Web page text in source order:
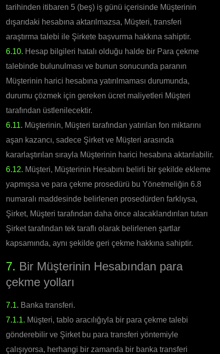
tarihinden itibaren 5 (beş) iş günü içerisinde Müşterinin
dışarıdaki hesabına aktarılmazsa, Müşteri, transferi
araştırma talebi ile Şirkete başvurma hakkına sahiptir.
6.10. Hesap bilgileri hatalı olduğu halde bir Para çekme
talebinde bulunulması ve bunun sonucunda paranın
Müşterinin harici hesabına yatırılmaması durumunda,
durumu çözmek için gereken ücret maliyetleri Müşteri
tarafından üstlenilecektir.
6.11. Müşterinin, Müşteri tarafından yatırılan fon miktarını
aşan kazancı, sadece Şirket ve Müşteri arasında
kararlaştırılan sırayla Müşterinin harici hesabına aktarılabilir.
6.12. Müşteri, Müşterinin Hesabını belirli bir şekilde ekleme
yapmışsa ve para çekme prosedürü bu Yönetmeliğin 6.8
numaralı maddesinde belirlenen prosedürden farklıysa,
Şirket, Müşteri tarafından daha önce alacaklandırılan tutarı
Şirket tarafından tek taraflı olarak belirlenen şartlar
kapsamında, aynı şekilde geri çekme hakkına sahiptir.
7. Bir Müşterinin Hesabından para
çekme yolları
7.1. Banka transferi.
7.1.1. Müşteri, tablo aracılığıyla bir para çekme talebi
gönderebilir ve Şirket bu para transferi yöntemiyle
çalışıyorsa, herhangi bir zamanda bir banka transferi